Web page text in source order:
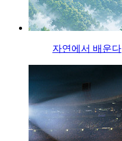
자연에서 배운다